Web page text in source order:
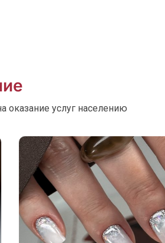
оказание услуг населению